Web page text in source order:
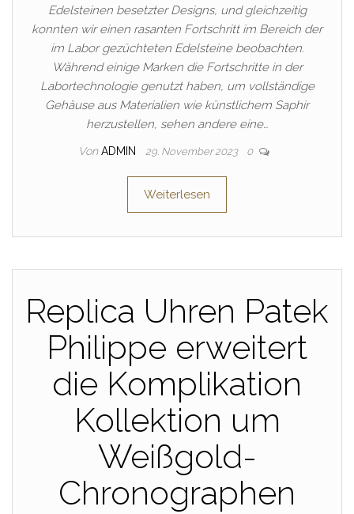
Edelsteinen besetzter Designs, und gleichzeitig
konnten wir einen rasanten Fortschritt im Bereich der
im Labor gezüchteten Edelsteine beobachten.
Während einige Marken die Fortschritte in der
Labortechnologie genutzt haben, um vollständige
Gehäuse aus Materialien wie künstlichem Saphir
herzustellen, sehen andere eine…
Von ADMIN 29. November 2023 0
Weiterlesen
Replica Uhren Patek
Philippe erweitert
die Komplikation
Kollektion um
Weißgold-
Chronographen